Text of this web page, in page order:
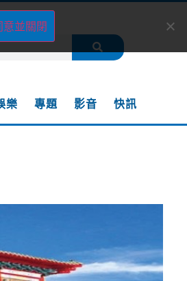
樂 專題 影音 快訊
意並關閉